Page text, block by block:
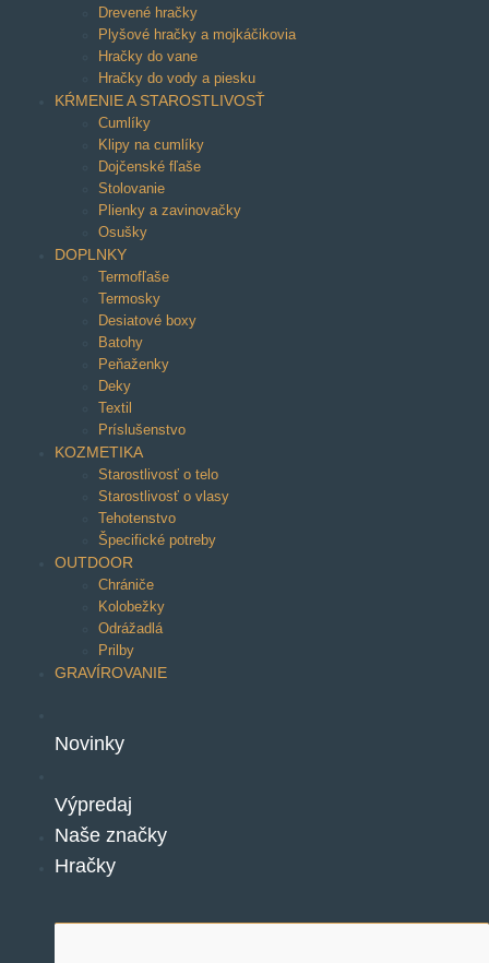
Drevené hračky
Plyšové hračky a mojkáčikovia
Hračky do vane
Hračky do vody a piesku
KŔMENIE A STAROSTLIVOSŤ
Cumlíky
Klipy na cumlíky
Dojčenské fľaše
Stolovanie
Plienky a zavinovačky
Osušky
DOPLNKY
Termofľaše
Termosky
Desiatové boxy
Batohy
Peňaženky
Deky
Textil
Príslušenstvo
KOZMETIKA
Starostlivosť o telo
Starostlivosť o vlasy
Tehotenstvo
Špecifické potreby
OUTDOOR
Chrániče
Kolobežky
Odrážadlá
Prilby
GRAVÍROVANIE
Novinky
Výpredaj
Naše značky
Hračky